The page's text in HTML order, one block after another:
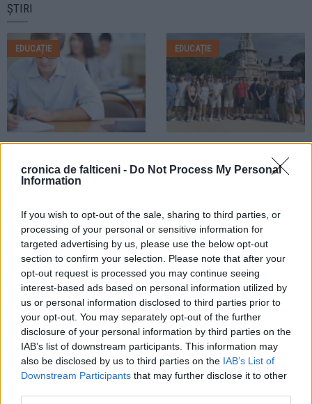
cronica de falticeni - Do Not Process My Personal
Information
If you wish to opt-out of the sale, sharing to third parties, or
processing of your personal or sensitive information for
targeted advertising by us, please use the below opt-out
section to confirm your selection. Please note that after your
opt-out request is processed you may continue seeing
interest-based ads based on personal information utilized by
us or personal information disclosed to third parties prior to
your opt-out. You may separately opt-out of the further
disclosure of your personal information by third parties on the
IAB’s list of downstream participants. This information may
also be disclosed by us to third parties on the IAB’s List of
Downstream Participants that may further disclose it to other
ȘTIRI
EDUCAȚIE
03.08.2026
Bacalaureatul de toamnă începe
astăzi. 230 de absolvenți de la
patru licee și colegii susțin
EDUCAȚIE
24.07.2026
Pașaport către viitor. Elevii
Colegiului Național „Nicu Gane” au
EDUCAȚIE
22.07.2026
Definitivat. Topul profesorilor cu
cele mai mari medii din Fălticeni și